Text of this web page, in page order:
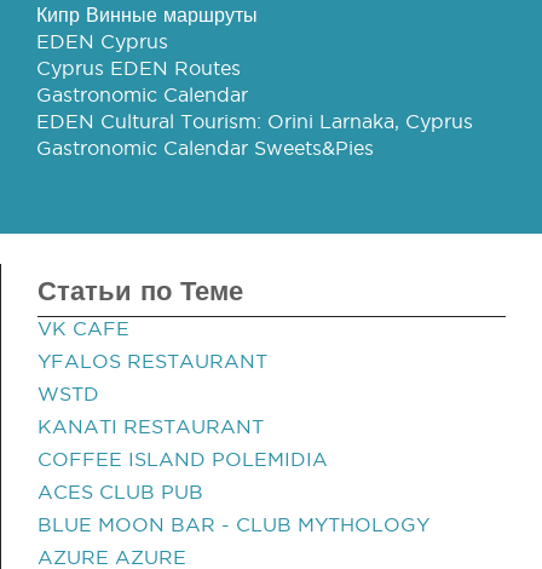
Кипр Винные маршруты
EDEN Cyprus
Cyprus EDEN Routes
Gastronomic Calendar
EDEN Cultural Tourism: Orini Larnaka, Cyprus
Gastronomic Calendar Sweets&Pies
Статьи по Теме
VK CAFE
YFALOS RESTAURANT
WSTD
KANATI RESTAURANT
COFFEE ISLAND POLEMIDIA
ACES CLUB PUB
BLUE MOON BAR - CLUB MYTHOLOGY
AZURE AZURE